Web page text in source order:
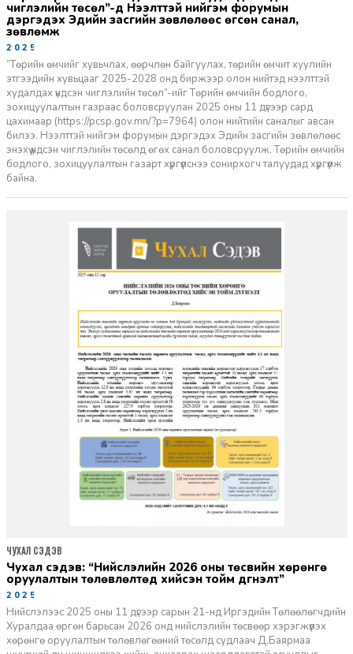
чиглэлийн төсөл”-д Нээлттэй нийгэм форумын
дэргэдэх Эдийн засгийн зөвлөлөөс өгсөн санал,
зөвлөмж
2025-12-17
“Төрийн өмчийг хувьчлах, өөрчлөн байгуулах, төрийн өмчит хуулийн
этгээдийн хувьцааг 2025-2028 онд биржээр олон нийтэд нээлттэй
худалдах үндсэн чиглэлийн төсөл”-ийг Төрийн өмчийн бодлого,
зохицуулалтын газраас боловсруулан 2025 оны 11 дүгээр сард
цахимаар (https://pcsp.gov.mn/?p=7964) олон нийтийн саналыг авсан
билээ. Нээлттэй нийгэм форумын дэргэдэх Эдийн засгийн зөвлөлөөс
энэхүү үндсэн чиглэлийн төсөлд өгөх санал боловсруулж, Төрийн өмчийн
бодлого, зохицуулалтын газарт хүргүүлснээ сонирхогч талуудад хүргүүлж
байна.
Чухал сэдэв: “Нийслэлийн 2026 оны төсвийн хөрөнгө
оруулалтын төлөвлөлтөд хийсэн тойм дүгнэлт”
2025-12-04
Нийслэлээс 2025 оны 11 дүгээр сарын 21-нд Иргэдийн Төлөөлөгчдийн
Хуралдаа өргөн барьсан 2026 онд нийслэлийн төсвөөр хэрэгжүүлэх
хөрөнгө оруулалтын төлөвлөгөөний төсөлд судлаач Д.Баярмаа
ЧУХАЛ СЭДЭВ